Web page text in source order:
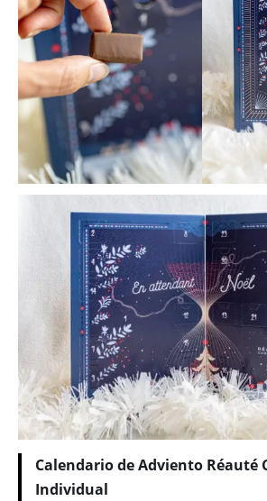
Calendario de Adviento Réauté
Individual